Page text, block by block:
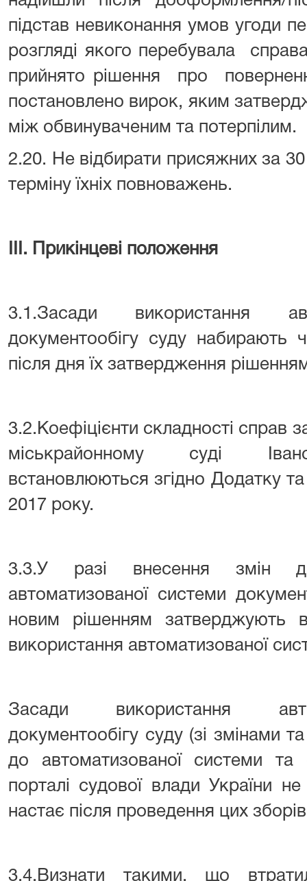
підстав невиконання умов угоди
розгляді якого перебувала
прийнято рішення про
постановлено вирок, яким
між обвинуваченим та потерпілим.
2.20. Не відбирати присяжних за
терміну їхніх повноважень.
ІІІ. Прикінцеві положення
3.1.Засади використання
документообігу суду набирають
після дня їх затвердження
3.2.Коефіцієнти складності справ
міськрайонному суді
встановлюються згідно Додатку
2017 року.
3.3.У разі внесення змін
автоматизованої системи
новим рішенням затверджують
використання автоматизованої
Засади використання
документообігу суду (зі змінами
до автоматизованої системи
порталі судової влади України
настає після проведення цих
3.4.Визнати такими, що